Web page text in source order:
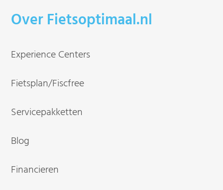
Over Fietsoptimaal.nl
Experience Centers
Fietsplan/Fiscfree
Servicepakketten
Blog
Financieren